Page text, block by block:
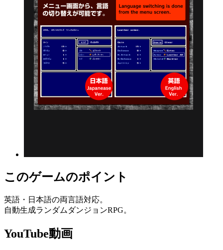
このゲームのポイント
英語・日本語の両言語対応。
自動生成ランダムダンジョンRPG。
YouTube動画